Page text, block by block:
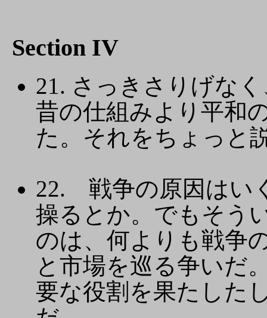
Section IV
21. さっきさりげな
昔の仕組みより平和
た。それをちょっと
22. 戦争の原因はい
操るとか。でもそう
のは、何よりも戦争
と市場を巡る争いだ
要な役割を果たした